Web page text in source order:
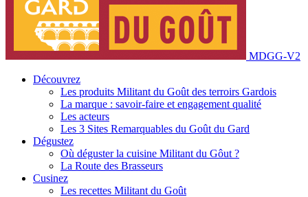
MDGG-V2
Découvrez
Les produits Militant du Goût des terroirs Gardois
La marque : savoir-faire et engagement qualité
Les acteurs
Les 3 Sites Remarquables du Goût du Gard
Dégustez
Où déguster la cuisine Militant du Gôut ?
La Route des Brasseurs
Cusinez
Les recettes Militant du Goût